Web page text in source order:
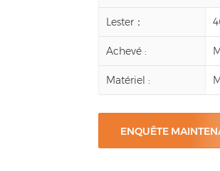
Lester：
Achevé :
Matériel :
ENQUÊTE